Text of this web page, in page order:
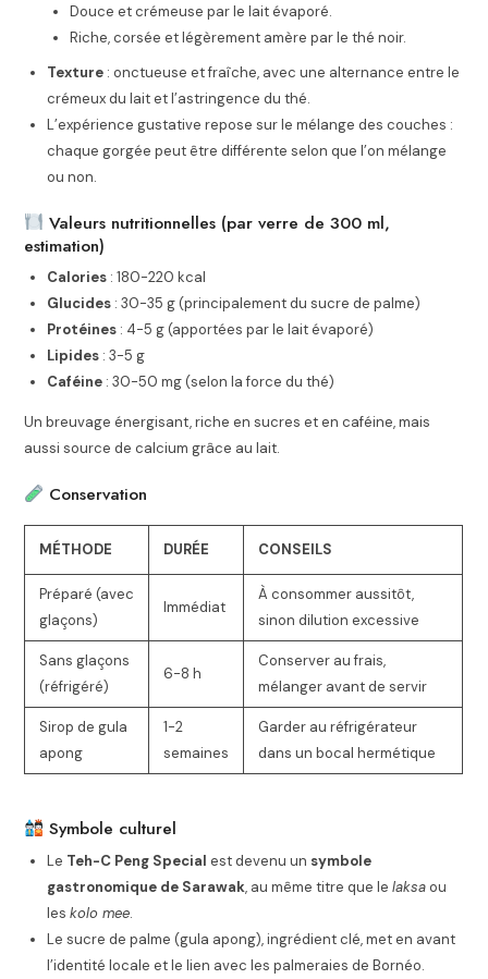
Douce et crémeuse par le lait évaporé.
Riche, corsée et légèrement amère par le thé noir.
Texture : onctueuse et fraîche, avec une alternance entre le
crémeux du lait et l’astringence du thé.
L’expérience gustative repose sur le mélange des couches :
chaque gorgée peut être différente selon que l’on mélange
ou non.
Valeurs nutritionnelles (par verre de 300 ml,
estimation)
Calories : 180-220 kcal
Glucides : 30-35 g (principalement du sucre de palme)
Protéines : 4-5 g (apportées par le lait évaporé)
Lipides : 3-5 g
Caféine : 30-50 mg (selon la force du thé)
Un breuvage énergisant, riche en sucres et en caféine, mais
aussi source de calcium grâce au lait.
Conservation
MÉTHODE DURÉE CONSEILS
Préparé (avec
glaçons)
Immédiat
À consommer aussitôt,
sinon dilution excessive
Sans glaçons
(réfrigéré)
6-8 h
Conserver au frais,
mélanger avant de servir
Sirop de gula
apong
1-2
semaines
Garder au réfrigérateur
dans un bocal hermétique
Symbole culturel
Le Teh-C Peng Special est devenu un symbole
gastronomique de Sarawak, au même titre que lelaksaou
leskolo mee.
Le sucre de palme (gula apong), ingrédient clé, met en avant
l’identité locale et le lien avec les palmeraies de Bornéo.